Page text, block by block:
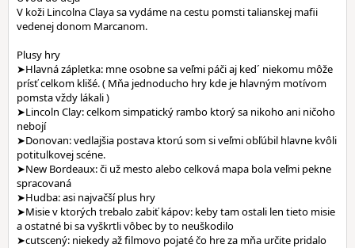
V koži Lincolna Claya sa vydáme na cestu pomsti talianskej mafii
vedenej donom Marcanom.
Plusy hry
➤Hlavná zápletka: mne osobne sa veľmi páči aj ked´ niekomu môže
prísť celkom klišé. ( Mňa jednoducho hry kde je hlavným motívom
pomsta vždy lákali )
➤Lincoln Clay: celkom simpatický rambo ktorý sa nikoho ani ničoho
nebojí
➤Donovan: vedlajšia postava ktorú som si veľmi obľúbil hlavne kvôli
potitulkovej scéne.
➤New Bordeaux: či už mesto alebo celková mapa bola veľmi pekne
spracovaná
➤Hudba: asi najvačší plus hry
➤Misie v ktorých trebalo zabiť kápov: keby tam ostali len tieto misie
a ostatné bi sa vyškrtli vôbec by to neuškodilo
➤cutscený: niekedy až filmovo pojaté čo hre za mňa určite pridalo